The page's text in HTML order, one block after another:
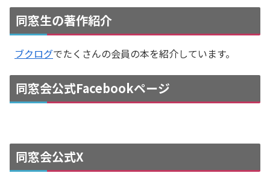
同窓生の著作紹介
ブクログでたくさんの会員の本を紹介しています。
同窓会公式Facebookページ
同窓会公式X